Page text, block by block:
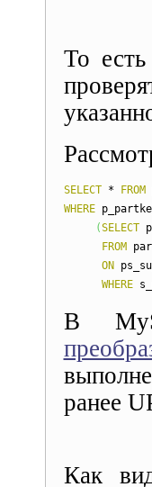
То
SELECT* FROM
WHERE
(SELECT
FROM
ON
WHERE
В
ранее
Как